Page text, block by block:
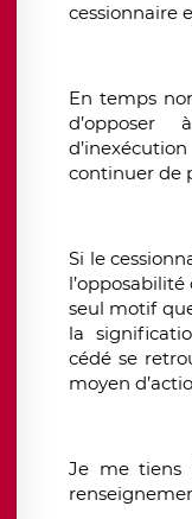
cessionnaire
En temps
d’opposer
continuer de
Si le
l’opposabilité
seul motif
la
cédé se
moyen
Je me tiens